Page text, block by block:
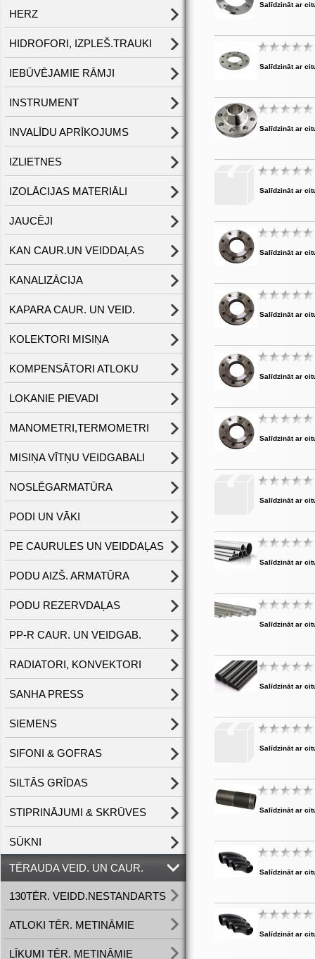
HERZ
HIDROFORI, IZPLEŠ.TRAUKI
IEBŪVĒJAMIE RĀMJI
INSTRUMENT
INVALĪDU APRĪKOJUMS
IZLIETNES
IZOLĀCIJAS MATERIĀLI
JAUCĒJI
KAN CAUR.UN VEIDDAĻAS
KANALIZĀCIJA
KAPARA CAUR. UN VEID.
KOLEKTORI MISIŅA
KOMPENSĀTORI ATLOKU
LOKANIE PIEVADI
MANOMETRI,TERMOMETRI
MISIŅA VĪTŅU VEIDGABALI
NOSLĒGARMATŪRA
PODI UN VĀKI
PE CAURULES UN VEIDDAĻAS
PODU AIZŠ. ARMATŪRA
PODU REZERVDAĻAS
PP-R CAUR. UN VEIDGAB.
RADIATORI, KONVEKTORI
SANHA PRESS
SIEMENS
SIFONI & GOFRAS
SILTĀS GRĪDAS
STIPRINĀJUMI & SKRŪVES
SŪKNI
TĒRAUDA VEID. UN CAUR.
130TĒR. VEIDD.NESTANDARTS
ATLOKI TĒR. METINĀMIE
LĪKUMI TĒR. METINĀMIE
Salīdzināt ar
Salīdzināt ar
Salīdzināt ar
Salīdzināt ar
Salīdzināt ar
Salīdzināt ar
Salīdzināt ar
Salīdzināt ar
Salīdzināt ar
Salīdzināt ar
Salīdzināt ar
Salīdzināt ar
Salīdzināt ar
Salīdzināt ar
Salīdzināt ar
Salīdzināt ar